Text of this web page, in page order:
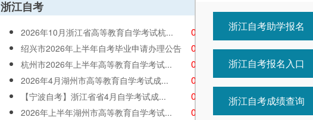
浙江自考
2026年10月浙江省高等教育自学考试杭... 07-01
绍兴市2026年上半年自考毕业申请办理公告 05-26
杭州市2026年上半年高等教育自学考试... 05-26
2026年4月湖州市高等教育自学考试成... 05-11
【宁波自考】浙江省省4月自学考试成... 05-11
2026年上半年湖州市高等教育自学考试... 05-07
浙江自考助学报名
浙江自考报名入口
浙江自考成绩查询